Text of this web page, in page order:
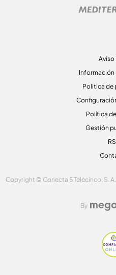
Aviso
Politica de
Política
Gestión
Copyright © Conecta 5 Telecinco, S.
By